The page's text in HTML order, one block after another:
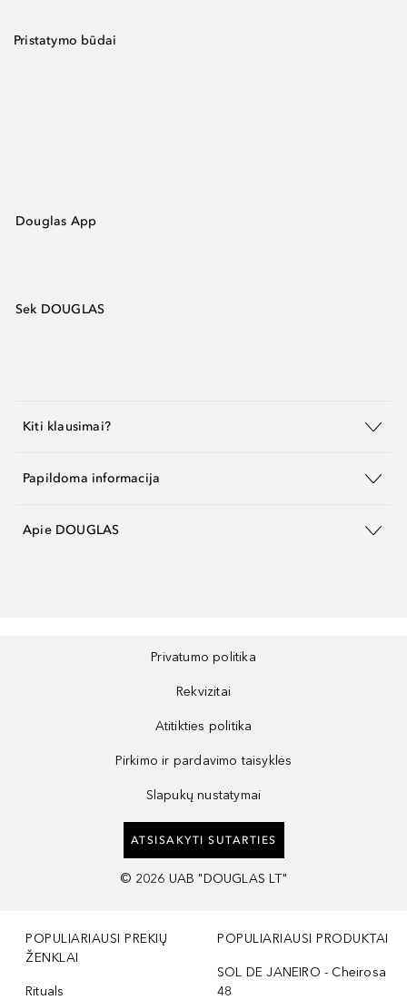
Pristatymo būdai
Douglas App
Sek DOUGLAS
Kiti klausimai?
Papildoma informacija
Apie DOUGLAS
Privatumo politika
Rekvizitai
Atitikties politika
Pirkimo ir pardavimo taisyklės
Slapukų nustatymai
ATSISAKYTI SUTARTIES
© 2026 UAB "DOUGLAS LT"
POPULIARIAUSI PREKIŲ
ŽENKLAI
Rituals
POPULIARIAUSI PRODUKTAI
SOL DE JANEIRO - Cheirosa
48